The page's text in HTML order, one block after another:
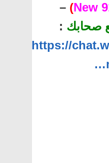
91
)
–
صحابك :
https://